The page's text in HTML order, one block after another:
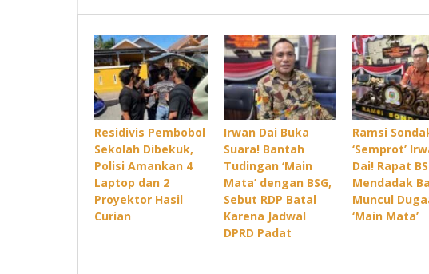
Residivis Pembobol
Sekolah Dibekuk,
Polisi Amankan 4
Laptop dan 2
Proyektor Hasil
Curian
Irwan Dai Buka
Suara! Bantah
Tudingan ‘Main
Mata’ dengan BSG,
Sebut RDP Batal
Karena Jadwal
DPRD Padat
Ramsi
‘Semprot’
Dai! Rapat
Mendadak
Muncul
‘Main Mata’